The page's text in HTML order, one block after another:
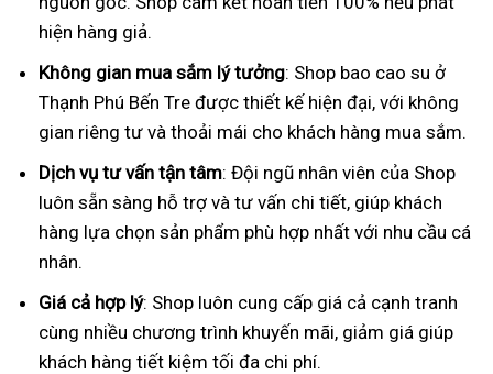
hiện hàng giả.
Không gian mua sắm lý tưởng: Shop bao cao su ở
Thạnh Phú Bến Tre được thiết kế hiện đại, với không
gian riêng tư và thoải mái cho khách hàng mua sắm.
Dịch vụ tư vấn tận tâm: Đội ngũ nhân viên của Shop
luôn sẵn sàng hỗ trợ và tư vấn chi tiết, giúp khách
hàng lựa chọn sản phẩm phù hợp nhất với nhu cầu cá
nhân.
Giá cả hợp lý: Shop luôn cung cấp giá cả cạnh tranh
cùng nhiều chương trình khuyến mãi, giảm giá giúp
khách hàng tiết kiệm tối đa chi phí.